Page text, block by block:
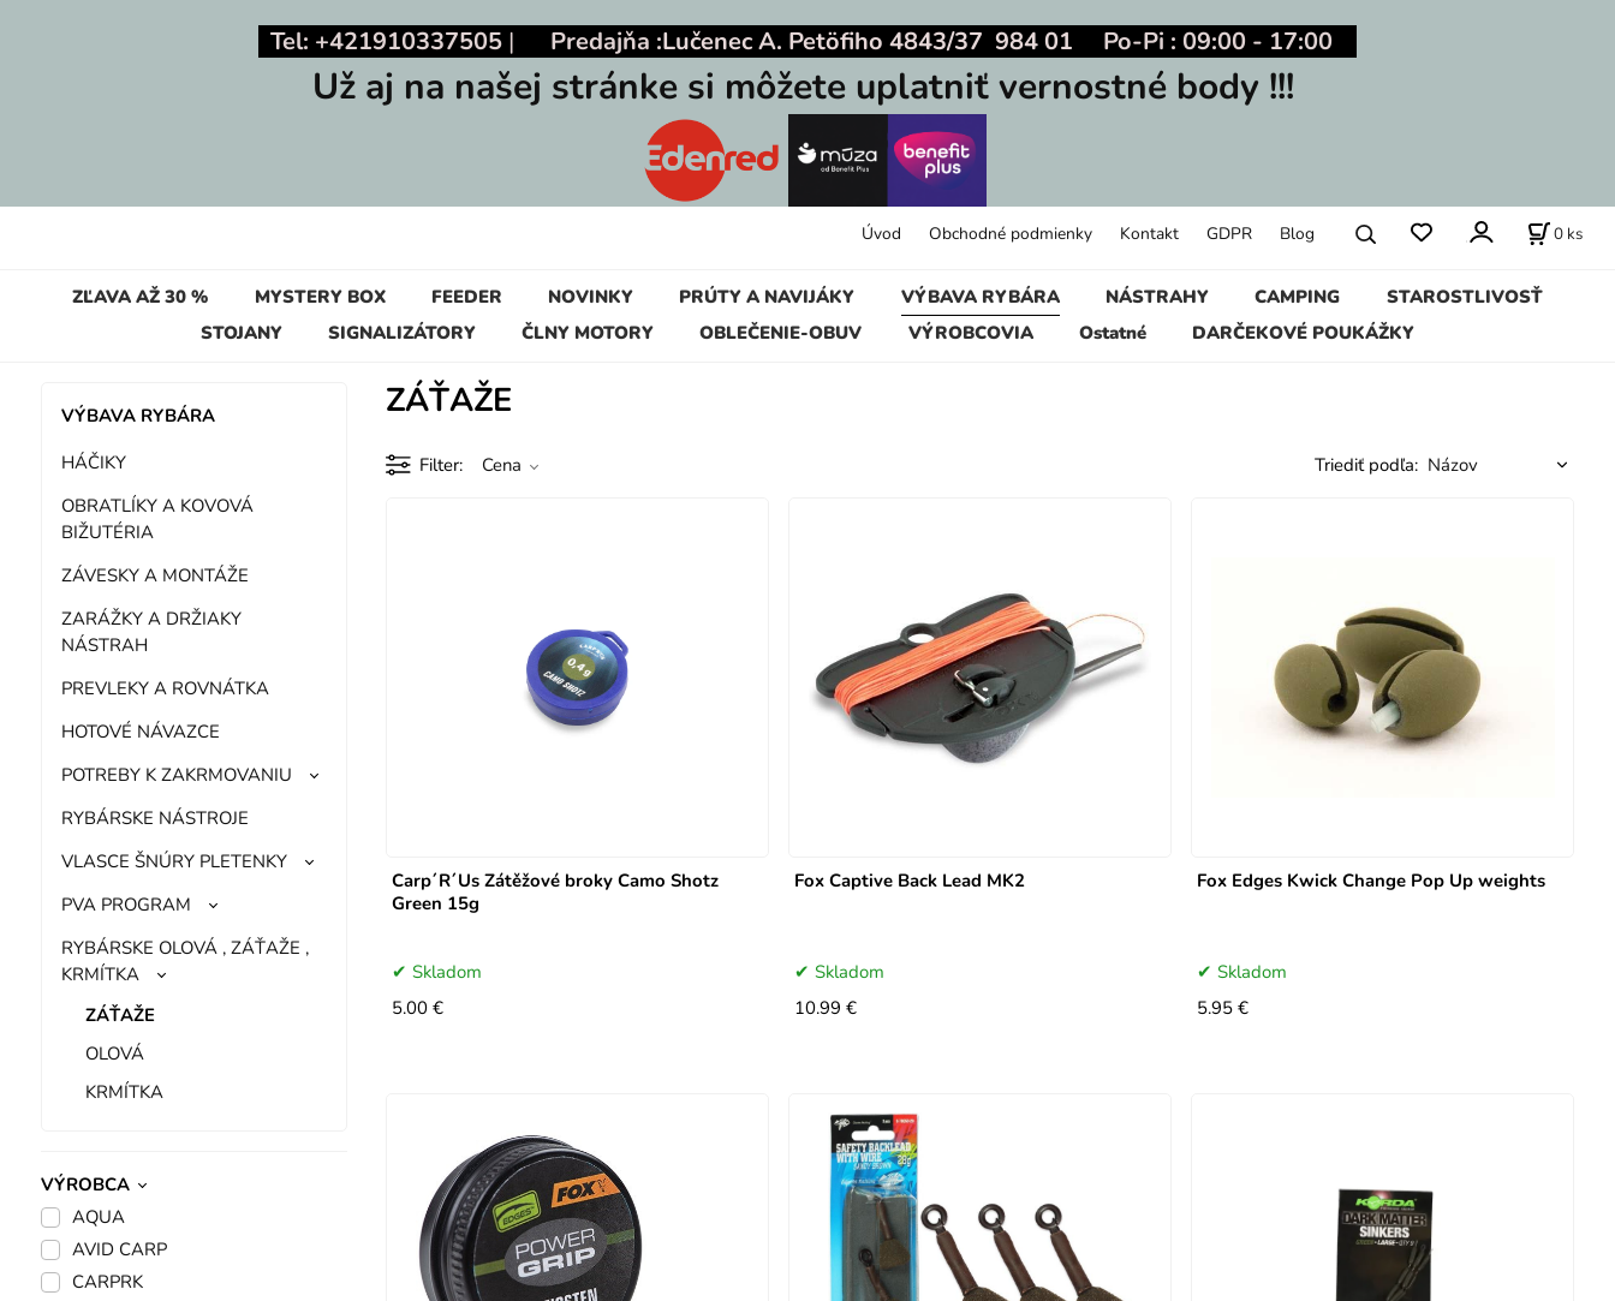
Tel: +421910337505 | Predajňa :Lučenec A. Petöfiho 4843/37 984 01 Po-Pi : 09:00 - 17:00
Už aj na našej stránke si môžete uplatniť vernostné body !!!
ZĽAVA AŽ 30 % MYSTERY BOX FEEDER NOVINKY PRÚTY A NAVIJÁKY VÝBAVA RYBÁRA NÁSTRAHY CAMPING
STAROSTLIVOSŤ
STOJANY
SIGNALIZÁTORY ČLNY MOTORY OBLEČENIE-OBUV VÝROBCOVIA Ostatné DARČEKOVÉ POUKÁŽKY
Úvod Obchodné podmienky Kontakt GDPR Blog 0 ks
VÝBAVA RYBÁRA
HÁČIKY
OBRATLÍKY A KOVOVÁ
BIŽUTÉRIA
ZÁVESKY A MONTÁŽE
ZARÁŽKY A DRŽIAKY
NÁSTRAH
PREVLEKY A ROVNÁTKA
HOTOVÉ NÁVAZCE
POTREBY K ZAKRMOVANIU
RYBÁRSKE NÁSTROJE
VLASCE ŠNÚRY PLETENKY
PVA PROGRAM
RYBÁRSKE OLOVÁ , ZÁŤAŽE ,
KRMÍTKA
ZÁŤAŽE
OLOVÁ
KRMÍTKA
VÝROBCA
AQUA
AVID CARP
CARPRK
ZÁŤAŽE
Filter Cena Triediť podľa:
Carp´R´Us Zátěžové broky Camo Shotz
Green 15g
Skladom
5.00 €
Fox Captive Back Lead MK2
Skladom
10.99 €
Fox Edges Kwick Change Pop Up weights
Skladom
5.95 €